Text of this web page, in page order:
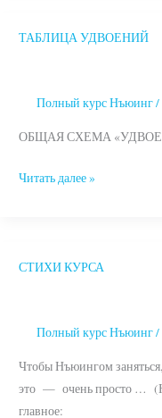
ТАБЛИЦА УДВОЕНИЙ
Полный курс Нъюинг/
ОБЩАЯ СХЕМА
ТАБЛИЦА
Читать далее »
СТИХИ КУРСА
Полный курс Нъюинг/
Чтобы Нъюингом
это — очень просто …
главное:
СТИХИ